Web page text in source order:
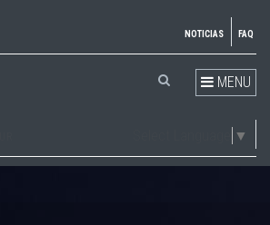
NOTICIAS FAQ
MENU
▼